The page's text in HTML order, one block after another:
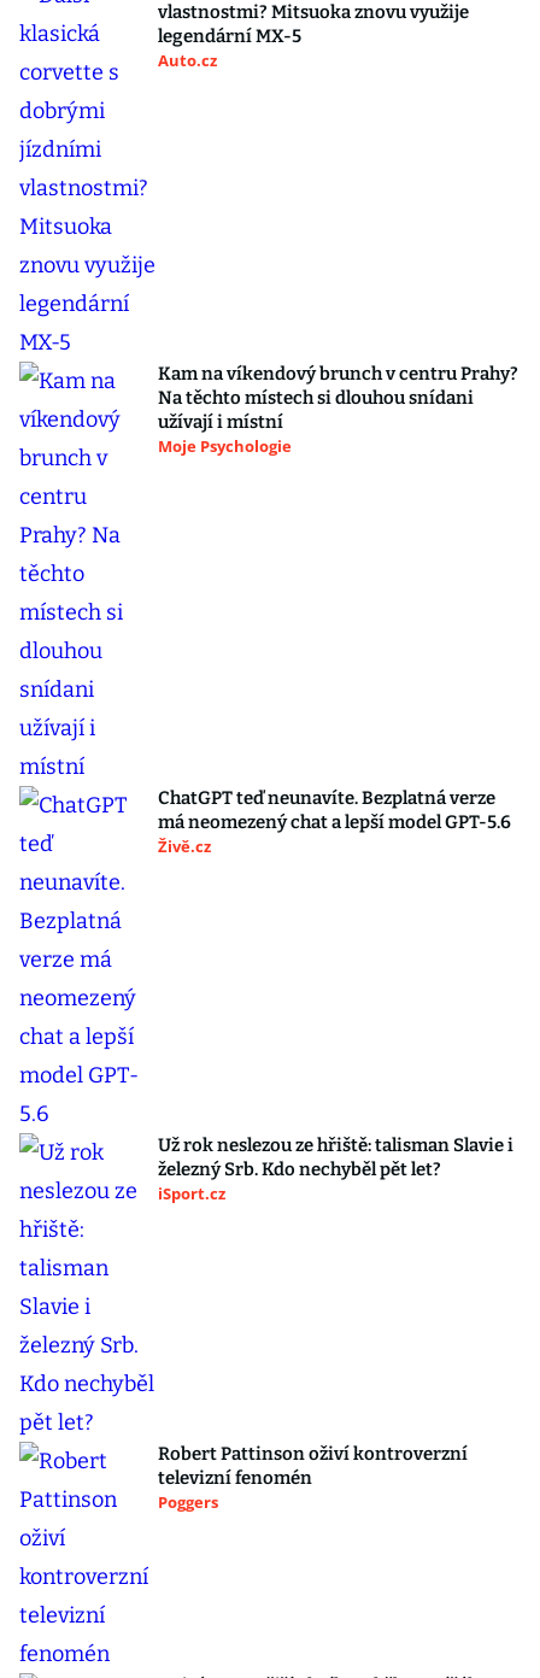
vlastnostmi? Mitsuoka znovu využije
legendární MX-5
Auto.cz
Kam na víkendový brunch v centru Prahy?
Na těchto místech si dlouhou snídani
užívají i místní
Moje Psychologie
ChatGPT teď neunavíte. Bezplatná verze
má neomezený chat a lepší model GPT-5.6
Živě.cz
Už rok neslezou ze hřiště: talisman Slavie i
železný Srb. Kdo nechyběl pět let?
iSport.cz
Robert Pattinson oživí kontroverzní
televizní fenomén
Poggers